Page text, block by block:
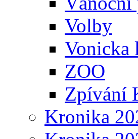
Volby
Vonicka
ZOO
Zpívání
Kronika